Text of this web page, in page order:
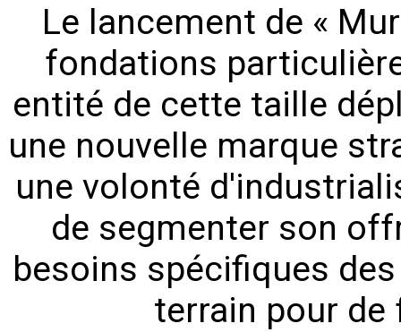
Le lancement de «
fondations
entité de cette taille
une nouvelle marque
une volonté
de segmenter son
besoins spécifiques
terrain pour